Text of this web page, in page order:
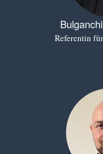
Referentin